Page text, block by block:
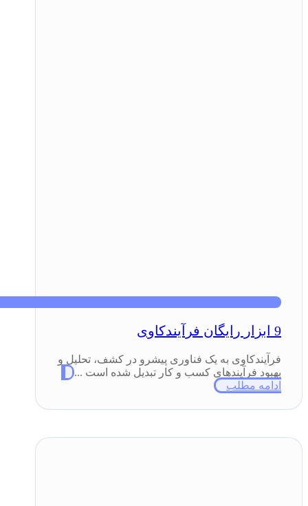
9 ابزار رایگان فرآیندکاوی
فرآیندکاوی به یک فناوری پیشرو در کشف، تحلیل و
بهبود فرآیند‌های کسب و کار تبدیل شده است ...
ادامه مطلب